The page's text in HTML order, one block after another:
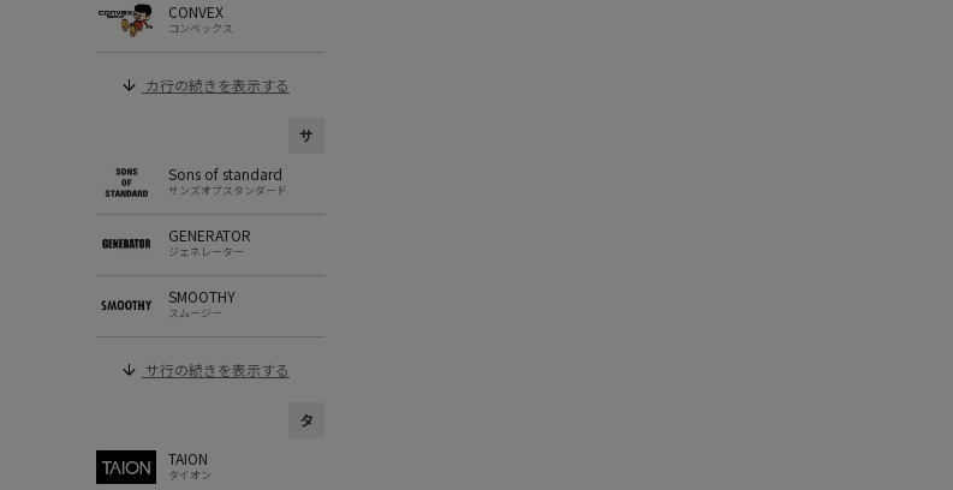
CONVEX
コンベックス
カ行の続きを表示する
サ
Sons of standard
サンズオブスタンダード
GENERATOR
ジェネレーター
SMOOTHY
スムージー
サ行の続きを表示する
タ
TAION
タイオン